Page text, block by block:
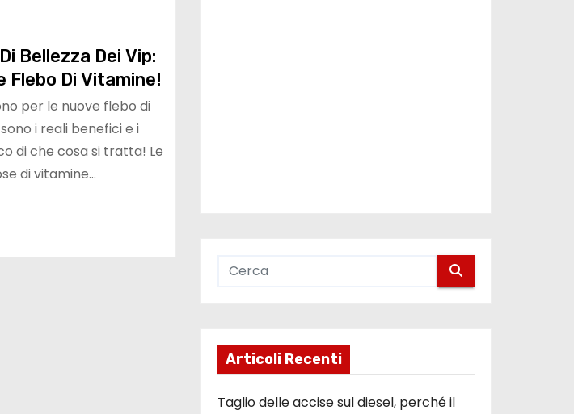
Bellezza Dei Vip:
Flebo Di Vitamine!
per le nuove flebo di
i reali benefici e i
di che cosa si tratta! Le
di vitamine…
Articoli Recenti
Taglio delle accise sul diesel, perché il